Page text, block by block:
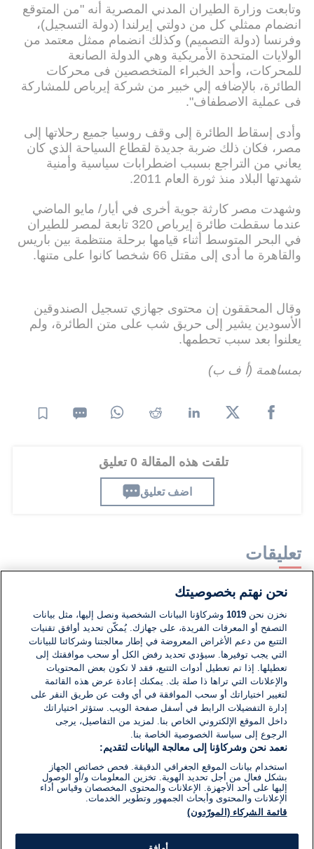
وتابعت وزارة الطيران المدني المصرية أنه "من المتوقع
انضمام ممثلي كل من دولتي إيرلندا (دولة التسجيل)،
وفرنسا (دولة التصميم) وكذلك انضمام ممثل معتمد من
الولايات المتحدة الأمريكية وهي الدولة الصانعة
للمحركات، وأحد الخبراء المتخصصين فى محركات
الطائرة، بالإضافه إلي خبير من شركة إيرباص للمشاركة
فى عملية الاصطفاف".
وأدى إسقاط الطائرة إلى وقف روسيا جميع رحلاتها إلى
مصر، فكان ذلك ضربة جديدة لقطاع السياحة الذي كان
يعاني من التراجع بسبب اضطرابات سياسية وأمنية
شهدتها البلاد منذ ثورة العام 2011.
وشهدت مصر كارثة جوية أخرى في أيار/ مايو الماضي
عندما سقطت طائرة إيرباص 320 تابعة لمصر للطيران
في البحر المتوسط أثناء قيامها برحلة منتظمة بين باريس
والقاهرة ما أدى إلى مقتل 66 شخصا كانوا على متنها.
وقال المحققون إن محتوى جهازي تسجيل الصندوقين
الأسودين يشير إلى حريق شب على متن الطائرة، ولم
يعلنوا بعد سبب تحطمها.
بمساهمة (أ ف ب)
تلقت هذه المقالة 0 تعليق
اضف تعليق
تعليقات
لا توجد تعليقات مكتوبة حتى الآن. كن الأول!
اكتب تعليقًا جديدًا ...
نحن نهتم بخصوصيتك
نخزن نحن1019 وشركاؤنا البيانات الشخصية ونصل إليها، مثل بيانات
التصفح أو المعرفات الفريدة، على جهازك. يُمكّن تحديد أوافق تقنيات
التتبع من دعم الأغراض المعروضة في إطار معالجتنا وشركائنا للبيانات
التي يجب توفيرها. سيؤدي تحديد رفض الكل أو سحب موافقتك إلى
تعطيلها. إذا تم تعطيل أدوات التتبع، فقد لا تكون بعض المحتويات
والإعلانات التي تراها ذا صلة بك. يمكنك إعادة عرض هذه القائمة
لتغيير اختياراتك أو سحب الموافقة في أي وقت عن طريق النقر على
إدارة التفضيلات الرابط في أسفل صفحة الويب. ستؤثر اختياراتك
داخل الموقع الإلكتروني الخاص بنا. لمزيد من التفاصيل، يرجى
الرجوع إلى سياسة الخصوصية الخاصة بنا.
نعمد نحن وشركاؤنا إلى معالجة البيانات لتقديم:
استخدام بيانات الموقع الجغرافي الدقيقة. فحص خصائص الجهاز
بشكل فعال من أجل تحديد الهوية. تخزين المعلومات و/أو الوصول
إليها على أحد الأجهزة. الإعلانات والمحتوى المخصصان وقياس أداء
الإعلانات والمحتوى وأبحاث الجمهور وتطوير الخدمات.
قائمة الشركاء (المورّدون)